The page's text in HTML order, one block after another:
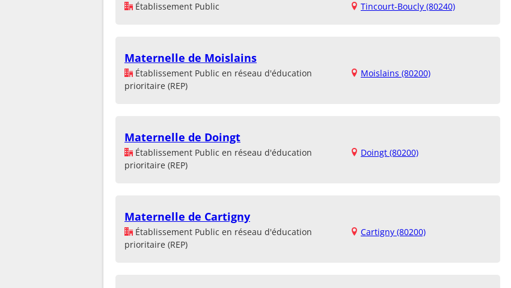
Établissement Public Tincourt-Boucly (80240)
Maternelle de Moislains
Établissement Public en réseau d'éducation
prioritaire (REP)
Moislains (80200)
Maternelle de Doingt
Établissement Public en réseau d'éducation
prioritaire (REP)
Doingt (80200)
Maternelle de Cartigny
Établissement Public en réseau d'éducation
prioritaire (REP)
Cartigny (80200)